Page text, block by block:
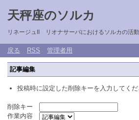
天秤座のソルカ
リネージュII リオナサーバにおけるソルカの活
戻る RSS 管理者用
記事編集
投稿時に設定した削除キーを入力してくだ
削除キー
作業内容